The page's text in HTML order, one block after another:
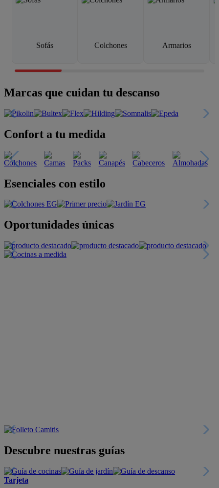
Sofás Colchones Armarios
Marcas que cuidan tu descanso
Confort a tu medida
Esenciales con estilo
Oportunidades únicas
Descubre nuestras guías
Tarjeta